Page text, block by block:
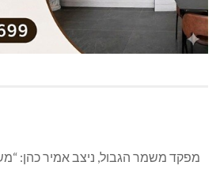
מפקד משמר הגבול, ניצב אמיר כהן: